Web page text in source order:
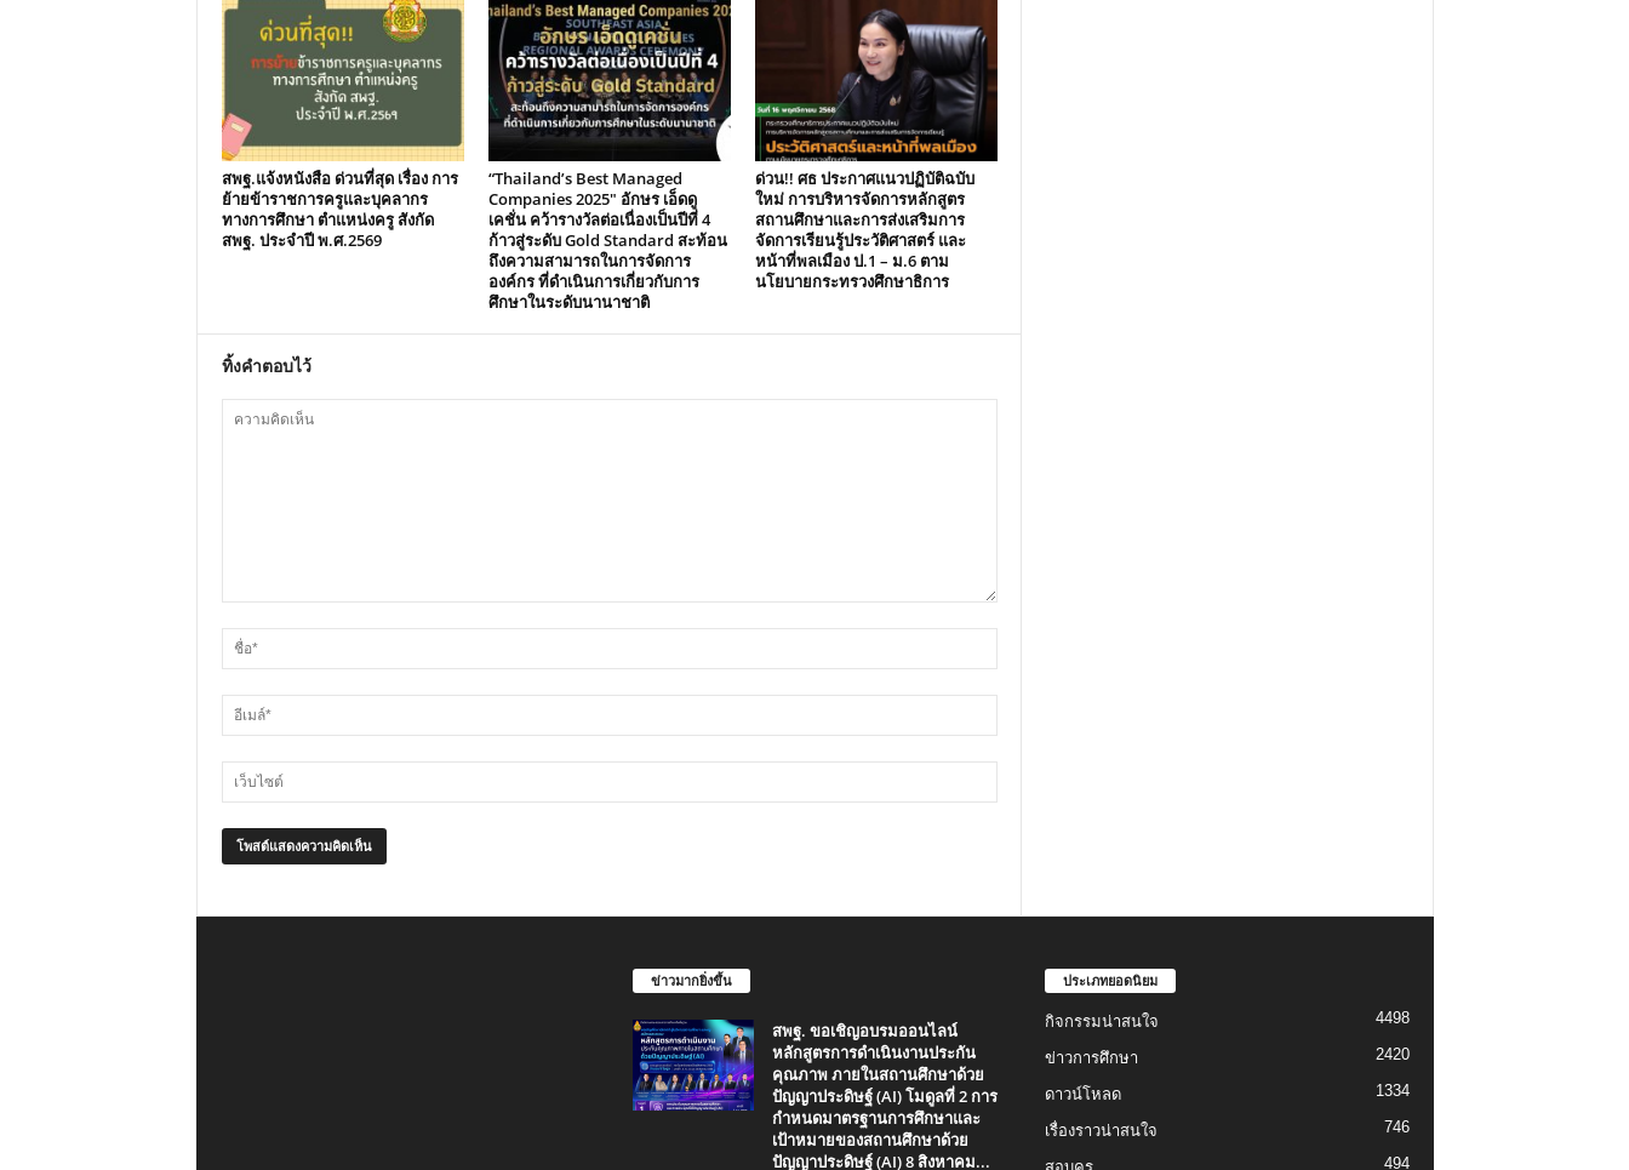
สพฐ.แจ้งหนังสือ ด่วนที่สุด เรื่อง การ
ย้ายข้าราชการครูและบุคลากร
ทางการศึกษา ตำแหน่งครู สังกัด
สพฐ. ประจำปี พ.ศ.2569
“Thailand’s Best Managed
Companies 2025″ อักษร เอ็ดดู
เคชั่น คว้ารางวัลต่อเนื่องเป็นปีที่ 4
ก้าวสู่ระดับ Gold Standard สะท้อน
ถึงความสามารถในการจัดการ
องค์กร ที่ดำเนินการเกี่ยวกับการ
ศึกษาในระดับนานาชาติ
ด่วน!! ศธ ประกาศแนวปฏิบัติฉบับ
ใหม่ การบริหารจัดการหลักสูตร
สถานศึกษาและการส่งเสริมการ
จัดการเรียนรู้ประวัติศาสตร์ และ
หน้าที่พลเมือง ป.1 – ม.6 ตาม
นโยบายกระทรวงศึกษาธิการ
ทิ้งคำตอบไว้
ข่าวมากยิ่งขึ้น
สพฐ. ขอเชิญอบรมออนไลน์
หลักสูตรการดำเนินงานประกัน
คุณภาพ ภายในสถานศึกษาด้วย
ปัญญาประดิษฐ์ (AI) โมดูลที่ 2 การ
กำหนดมาตรฐานการศึกษาและ
เป้าหมายของสถานศึกษาด้วย
ปัญญาประดิษฐ์ (AI) 8 สิงหาคม...
ประเภทยอดนิยม
กิจกรรมน่าสนใจ 4498
ข่าวการศึกษา 2420
ดาวน์โหลด 1334
เรื่องราวน่าสนใจ 746
494